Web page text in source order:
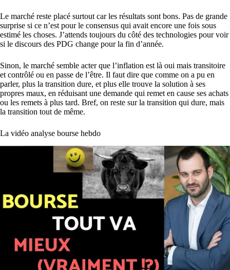
Le marché reste placé surtout car les résultats sont bons. Pas de grande
surprise si ce n’est pour le consensus qui avait encore une fois sous
estimé les choses. J’attends toujours du côté des technologies pour voir
si le discours des PDG change pour la fin d’année.
Sinon, le marché semble acter que l’inflation est là oui mais transitoire
et contrôlé ou en passe de l’être. Il faut dire que comme on a pu en
parler, plus la transition dure, et plus elle trouve la solution à ses
propres maux, en réduisant une demande qui remet en cause ses achats
ou les remets à plus tard. Bref, on reste sur la transition qui dure, mais
la transition tout de même.
La vidéo analyse bourse hebdo